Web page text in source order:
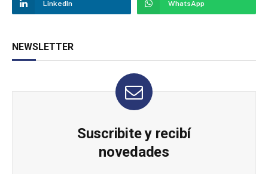
LinkedIn WhatsApp
NEWSLETTER
Suscribite y recibí
novedades